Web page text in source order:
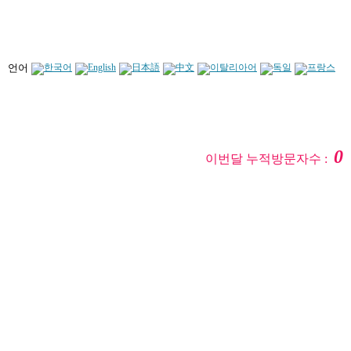
언어
이번달 누적방문자수 :0